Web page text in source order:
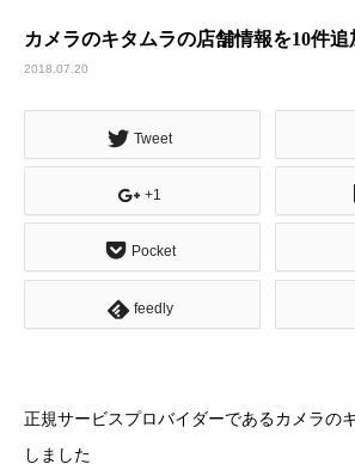
カメラのキタムラの店舗情報を10件追
2018.07.20
Tweet
+1
Pocket
feedly
正規サービスプロバイダーであるカメラの
しました